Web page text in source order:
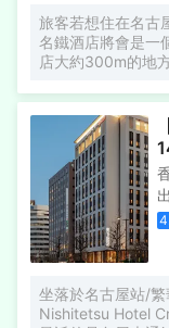
旅客若想住在名古
名鐵酒店將會是一
店大約300m的地
特色的客房都配備
感受到更加貼心細
好電熱水壺和咖
忙碌的一天後想
水和吹風機的客
後，遊客可以在
意度。酒店設有24
最貼心的行程安排。
坐落於名古屋站/
Nishitetsu Hotel